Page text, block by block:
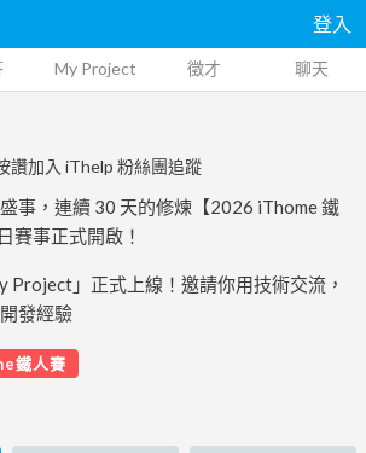
登入
My Project 徵才 聊天
讚加入 iThelp 粉絲團追蹤
事，連續 30 天的修煉【2026 iThome 鐵
賽事正式開啟！
Project」正式上線！邀請你用技術交流，
發經驗
鐵人賽